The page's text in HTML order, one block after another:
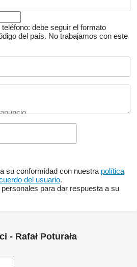
debe seguir el formato
del país. No trabajamos con este
su conformidad con nuestra política
del usuario.
para dar respuesta a su
- Rafał Poturała